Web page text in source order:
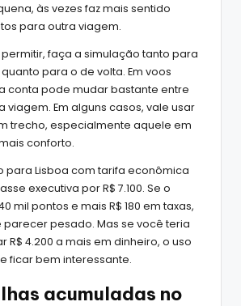
às vezes faz mais sentido
para outra viagem.
faça a simulação tanto para
para o de volta. Em voos
conta pode mudar bastante entre
viagem. Em alguns casos, vale usar
trecho, especialmente aquele em
conforto.
para Lisboa com tarifa econômica
executiva por R$ 7.100. Se o
mil pontos e mais R$ 180 em taxas,
pesado. Mas se você teria
R$ 4.200 a mais em dinheiro, o uso
ficar bem interessante.
acumuladas no